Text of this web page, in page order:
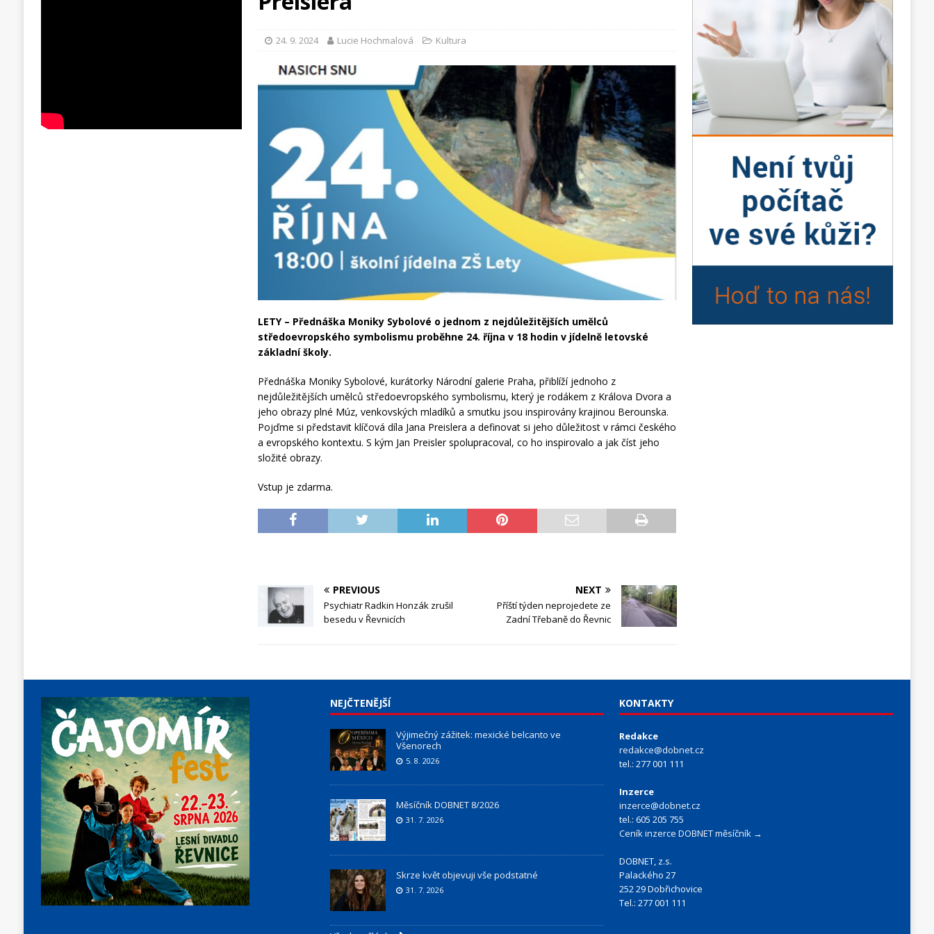
24. 9. 2024 Lucie Hochmalová Kultura
LETY – Přednáška Moniky Sybolové o jednom z nejdůležitějších umělců
středoevropského symbolismu proběhne 24. října v 18 hodin v jídelně letovské
základní školy.
Přednáška Moniky Sybolové, kurátorky Národní galerie Praha, přiblíží jednoho z
nejdůležitějších umělců středoevropského symbolismu, který je rodákem z Králova Dvora a
jeho obrazy plné Múz, venkovských mladíků a smutku jsou inspirovány krajinou Berounska.
Pojďme si představit klíčová díla Jana Preislera a definovat si jeho důležitost v rámci českého
a evropského kontextu. S kým Jan Preisler spolupracoval, co ho inspirovalo a jak číst jeho
složité obrazy.
Vstup je zdarma.
PREVIOUS
Psychiatr Radkin Honzák zrušil
besedu v Řevnicích
NEXT
Příští týden neprojedete ze
Zadní Třebaně do Řevnic
NEJČTENĚJŠÍ
Výjimečný zážitek: mexické belcanto ve
Všenorech
5. 8. 2026
Měsíčník DOBNET 8/2026
31. 7. 2026
Skrze květ objevuji vše podstatné
31. 7. 2026
KONTAKTY
Redakce
redakce@dobnet.cz
tel.: 277 001 111
Inzerce
inzerce@dobnet.cz
tel.: 605 205 755
Ceník inzerce DOBNET měsíčník →
DOBNET, z.s.
Palackého 27
252 29 Dobřichovice
Tel.: 277 001 111